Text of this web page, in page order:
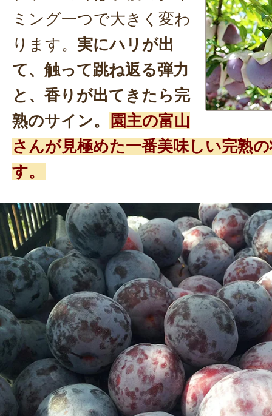
ミング一つで大きく変わ
ります。 実にハリが出
て、触って跳ね返る弾力
と、香りが出てきたら完
熟のサイン。
園主の富山
さんが見極めた一番美味しい完熟
す。